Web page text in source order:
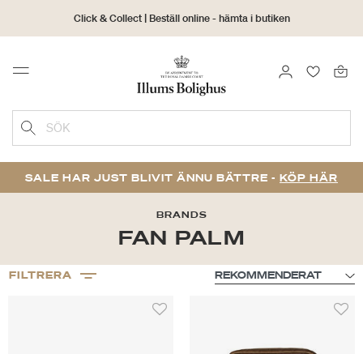
Click & Collect | Beställ online - hämta i butiken
30 dagars returrätt
Menu LOGGA IN
SÖK
SALE HAR JUST BLIVIT ÄNNU BÄTTRE - KÖP HÄR
BRANDS
FAN PALM
FILTRERA